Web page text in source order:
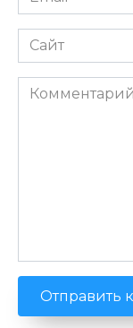
*
Сайт
Комментарий